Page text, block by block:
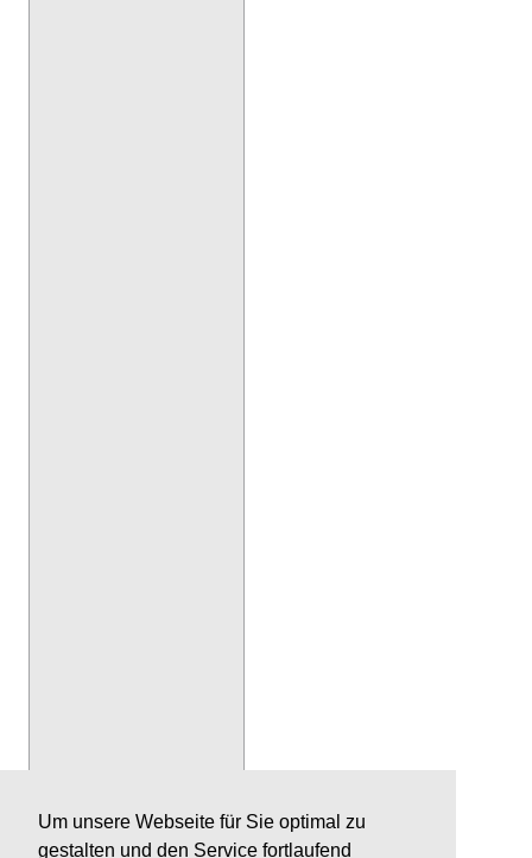
Um unsere Webseite für Sie optimal zu
gestalten und den Service fortlaufend